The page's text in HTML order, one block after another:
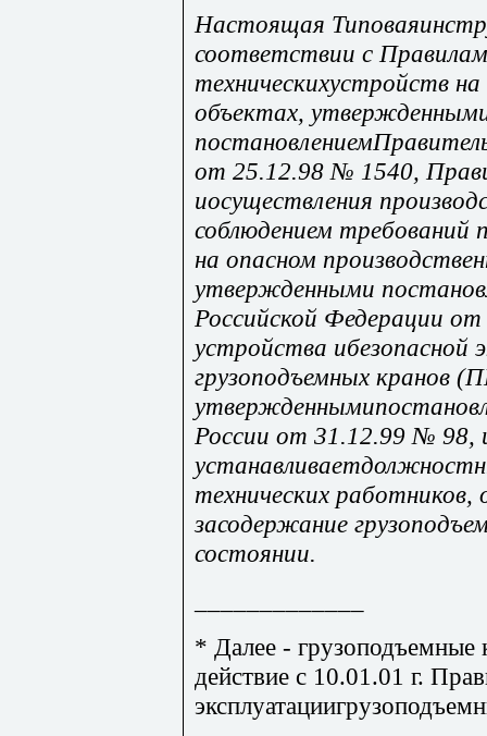
Настоящая
соответствии с
техническихустройств
объектах,
от 25.12.98 № 1540,
иосуществления
соблюдением требований
на опасном
утвержденными
Российской Федерации
устройства ибезопасной
грузоподъемных кранов
России от 31.12.99 № 98,
технических
засодержание
состоянии.
* Далее - грузоподъемные
действие с 10.01.01 г.